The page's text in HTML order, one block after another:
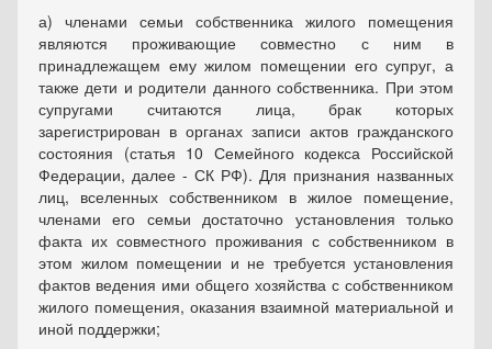
а) членами семьи собственника жилого помещения
являются проживающие совместно с ним в
принадлежащем ему жилом помещении его супруг, а
также дети и родители данного собственника. При этом
супругами считаются лица, брак которых
зарегистрирован в органах записи актов гражданского
состояния (статья 10 Семейного кодекса Российской
Федерации, далее - СК РФ). Для признания названных
лиц, вселенных собственником в жилое помещение,
членами его семьи достаточно установления только
факта их совместного проживания с собственником в
этом жилом помещении и не требуется установления
фактов ведения ими общего хозяйства с собственником
жилого помещения, оказания взаимной материальной и
иной поддержки;